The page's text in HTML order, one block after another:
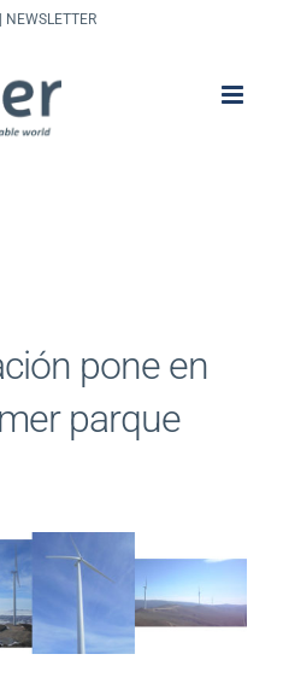
NEWSLETTER
pone en
parque